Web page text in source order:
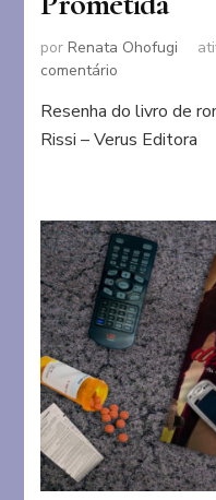
porRenata Ohofugi
comentário
Resenha do livro de
Rissi – Verus Editora